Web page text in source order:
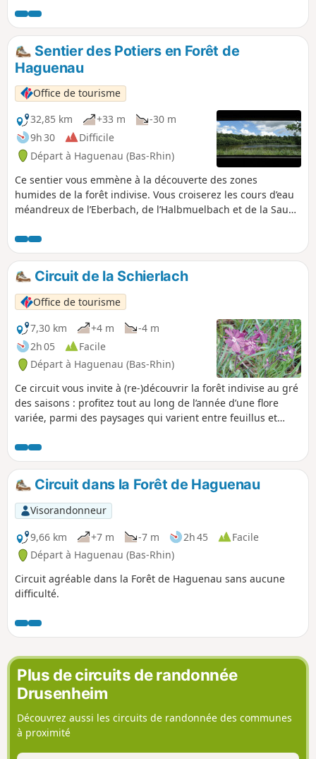
offrant un dépaysement total à proximité du site du Gros-
Chêne.
Sentier des Potiers en Forêt de
Haguenau
Office de tourisme
32,85 km
+33 m
-30 m
9h 30
Difficile
Départ à Haguenau (Bas-Rhin)
Ce sentier vous emmène à la découverte des zones
humides de la forêt indivise. Vous croiserez les cours d’eau
méandreux de l’Eberbach, de l’Halbmuelbach et de la Sauer,
Brunnwald et marcherez sur les traces des potiers à
Betschdorf et Soufflenheim.
Circuit de la Schierlach
Office de tourisme
7,30 km
+4 m
-4 m
2h 05
Facile
Départ à Haguenau (Bas-Rhin)
Ce circuit vous invite à (re-)découvrir la forêt indivise au gré
des saisons : profitez tout au long de l’année d’une flore
variée, parmi des paysages qui varient entre feuillus et
peuplements.
Circuit dans la Forêt de Haguenau
Visorandonneur
9,66 km
+7 m -7 m 2h 45
Facile
Départ à Haguenau (Bas-Rhin)
Circuit agréable dans la Forêt de Haguenau sans aucune
difficulté.
Plus de circuits de randonnée
Drusenheim
Découvrez aussi les circuits de randonnée des communes
à proximité